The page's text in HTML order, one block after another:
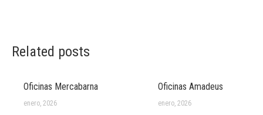
Related posts
Oficinas Mercabarna
enero, 2026
Oficinas Amadeus
enero, 2026